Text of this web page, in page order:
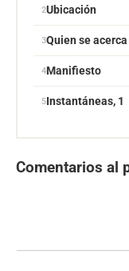
Ubicación
Quien se
Manifiesto
Instantáneas, 1
Comentarios al